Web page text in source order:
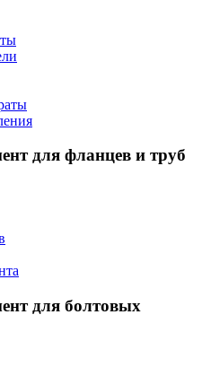
для фланцев и труб
для болтовых